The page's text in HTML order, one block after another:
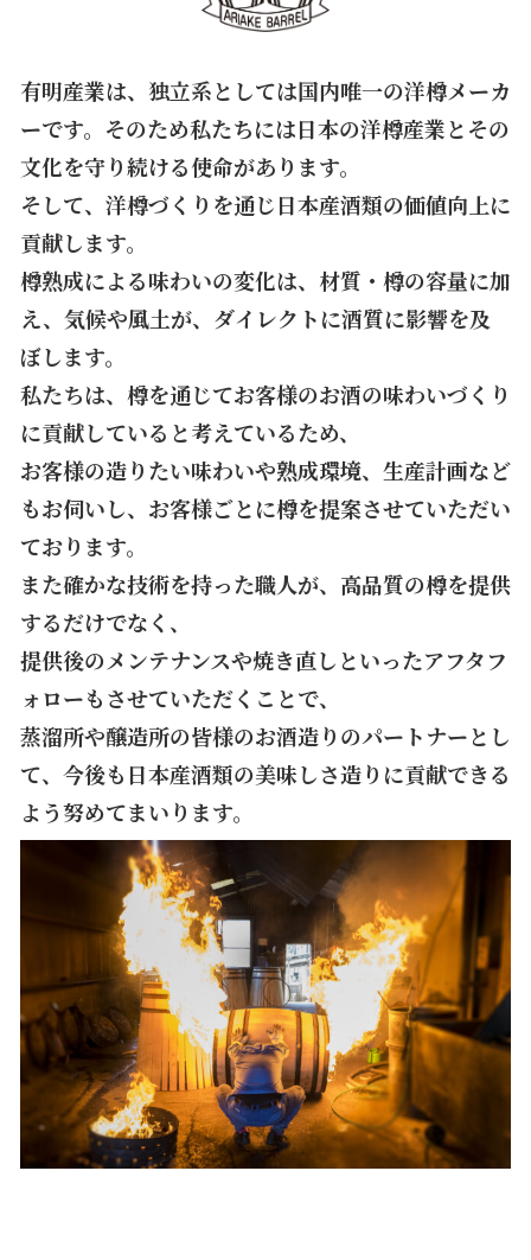
有明産業は、独立系としては国内唯一の洋樽メーカ
ーです。そのため私たちには日本の洋樽産業とその
文化を守り続ける使命があります。
そして、洋樽づくりを通じ日本産酒類の価値向上に
貢献します。
樽熟成による味わいの変化は、材質・樽の容量に加
え、気候や風土が、ダイレクトに酒質に影響を及
ぼします。
私たちは、樽を通じてお客様のお酒の味わいづくり
に貢献していると考えているため、
お客様の造りたい味わいや熟成環境、生産計画など
もお伺いし、お客様ごとに樽を提案させていただい
ております。
また確かな技術を持った職人が、高品質の樽を提供
するだけでなく、
提供後のメンテナンスや焼き直しといったアフタフ
ォローもさせていただくことで、
蒸溜所や醸造所の皆様のお酒造りのパートナーとし
て、今後も日本産酒類の美味しさ造りに貢献できる
よう努めてまいります。